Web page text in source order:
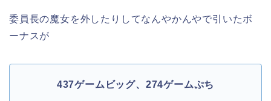
委員長の魔女を外したりしてなんやかんやで引いたボ
ーナスが
437ゲームビッグ、274ゲームぷち